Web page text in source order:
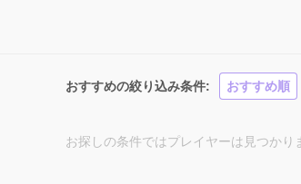
おすすめの絞り込み条件 おすすめ順
お探しの条件ではプレイヤーは見つか